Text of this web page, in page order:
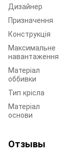
Дизайнер
Призначення
Конструкція
Максимальне
навантаження
Матеріал
оббивки
Тип крісла
Матеріал
основи
Отзывы